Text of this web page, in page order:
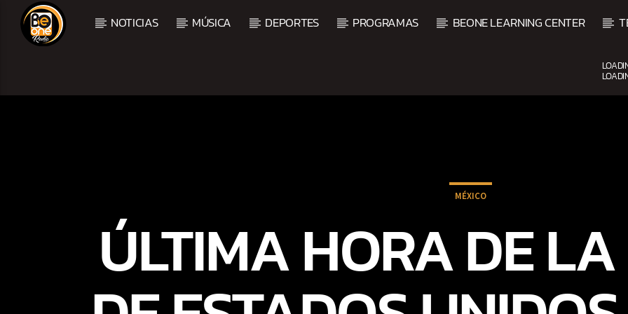
NOTICIAS MÚSICA DEPORTES PROGRAMAS BEONE LEARNING CENTER
MÉXICO
ÚLTIMA HORA DE